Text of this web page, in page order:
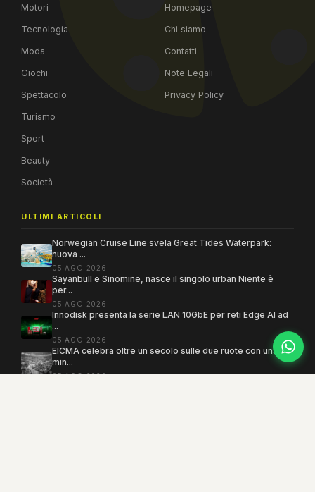
Motori
Tecnologia
Moda
Giochi
Spettacolo
Turismo
Sport
Beauty
Società
Homepage
Chi siamo
Contatti
Note Legali
Privacy Policy
ULTIMI ARTICOLI
Norwegian Cruise Line svela Great Tides Waterpark:
nuova ...
05 AGO 2026
Sayanbull e Sinomine, nasce il singolo urban Niente è
per...
05 AGO 2026
Innodisk presenta la serie LAN 10GbE per reti Edge AI ad
...
05 AGO 2026
EICMA celebra oltre un secolo sulle due ruote con una
min...
05 AGO 2026